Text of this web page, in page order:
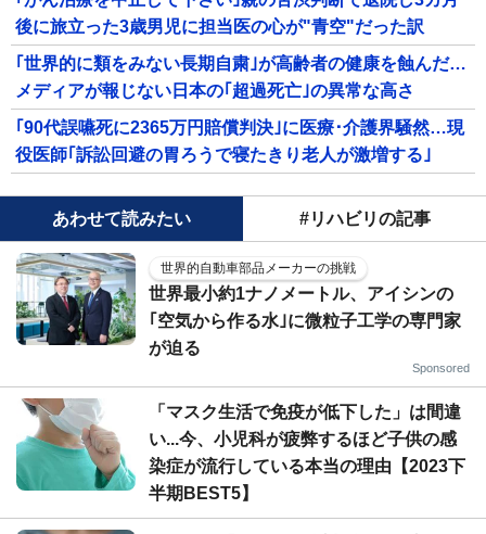
後に旅立った3歳男児に担当医の心が"青空"だった訳
｢世界的に類をみない長期自粛｣が高齢者の健康を蝕んだ…
メディアが報じない日本の｢超過死亡｣の異常な高さ
｢90代誤嚥死に2365万円賠償判決｣に医療･介護界騒然…現
役医師｢訴訟回避の胃ろうで寝たきり老人が激増する｣
あわせて読みたい #リハビリの記事
世界的自動車部品メーカーの挑戦
世界最小約1ナノメートル、アイシンの
｢空気から作る水｣に微粒子工学の専門家
が迫る
Sponsored
「マスク生活で免疫が低下した」は間違
い...今、小児科が疲弊するほど子供の感
染症が流行している本当の理由【2023下
半期BEST5】